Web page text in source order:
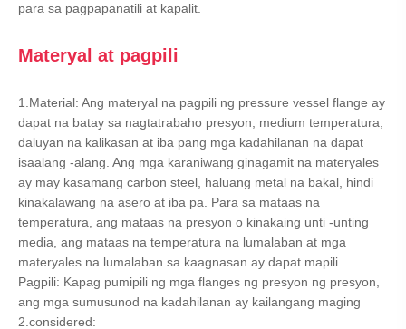
para sa pagpapanatili at kapalit.
Materyal at pagpili
1.Material: Ang materyal na pagpili ng pressure vessel flange ay
dapat na batay sa nagtatrabaho presyon, medium temperatura,
daluyan na kalikasan at iba pang mga kadahilanan na dapat
isaalang -alang. Ang mga karaniwang ginagamit na materyales
ay may kasamang carbon steel, haluang metal na bakal, hindi
kinakalawang na asero at iba pa. Para sa mataas na
temperatura, ang mataas na presyon o kinakaing unti -unting
media, ang mataas na temperatura na lumalaban at mga
materyales na lumalaban sa kaagnasan ay dapat mapili.
Pagpili: Kapag pumipili ng mga flanges ng presyon ng presyon,
ang mga sumusunod na kadahilanan ay kailangang maging
2.considered: